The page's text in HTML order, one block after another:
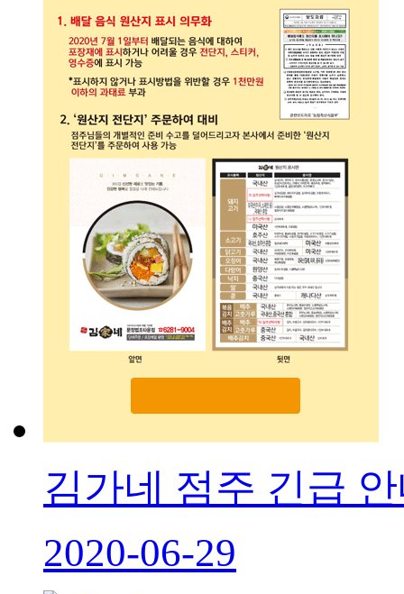
김가네 점주 긴급
2020-06-29